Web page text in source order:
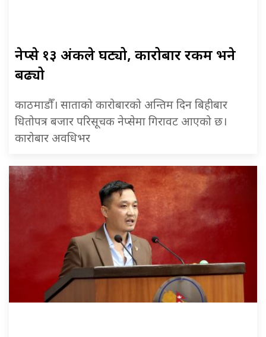
नेप्से १३ अंकले घट्यो, कारोबार रकम भने
बढ्यो
काठमाडौँ। साताको कारोबारको अन्तिम दिन बिहीबार
धितोपत्र बजार परिसूचक नेप्सेमा गिरावट आएको छ।
कारोबार अवधिभर